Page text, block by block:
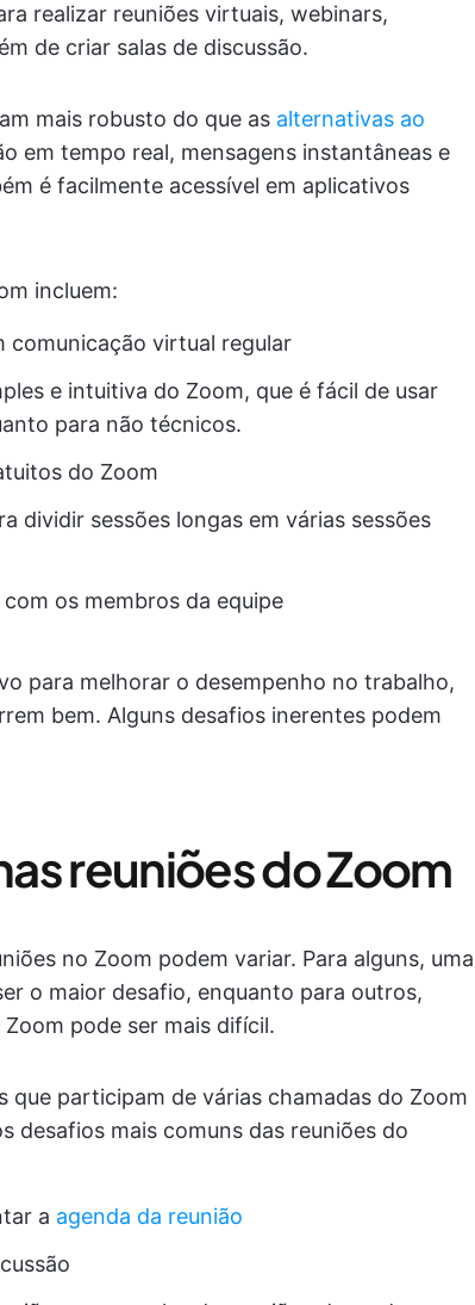
realizar reuniões virtuais, webinars,
de criar salas de discussão.
mais robusto do que as alternativas ao
em tempo real, mensagens instantâneas e
é facilmente acessível em aplicativos
incluem:
comunicação virtual regular
e intuitiva do Zoom, que é fácil de usar
para não técnicos.
do Zoom
dividir sessões longas em várias sessões
os membros da equipe
para melhorar o desempenho no trabalho,
bem. Alguns desafios inerentes podem
reuniões do Zoom
no Zoom podem variar. Para alguns, uma
o maior desafio, enquanto para outros,
pode ser mais difícil.
participam de várias chamadas do Zoom
desafios mais comuns das reuniões do
a agenda da reunião